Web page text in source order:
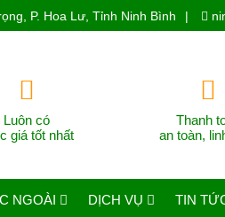
P. Hoa Lư, Tỉnh Ninh Bình |
Luôn có
giá tốt nhất
Thanh
an toàn,
NGOÀI DỊCH VỤ TIN